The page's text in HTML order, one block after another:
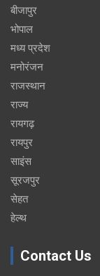
बीजापुर
भोपाल
मध्य प्रदेश
मनोरंजन
राजस्थान
राज्य
रायगढ़
रायपुर
साइंस
सूरजपुर
सेहत
हेल्थ
Contact Us